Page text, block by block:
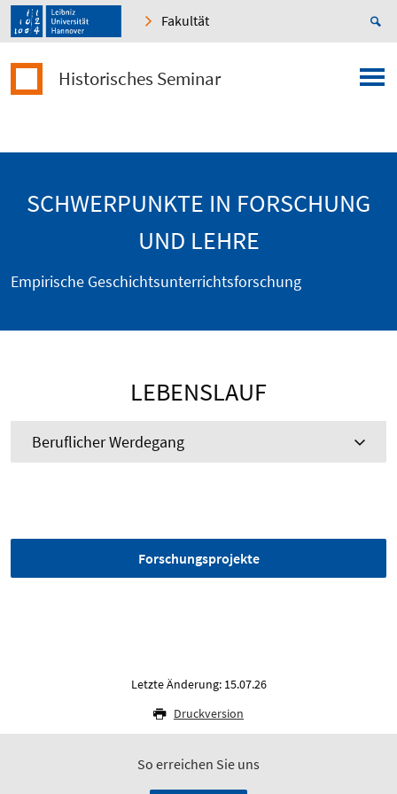
Fakultät
Historisches Seminar
SCHWERPUNKTE IN FORSCHUNG
UND LEHRE
Empirische Geschichtsunterrichtsforschung
LEBENSLAUF
Beruflicher Werdegang
Forschungsprojekte
Letzte Änderung: 15.07.26
Druckversion
So erreichen Sie uns